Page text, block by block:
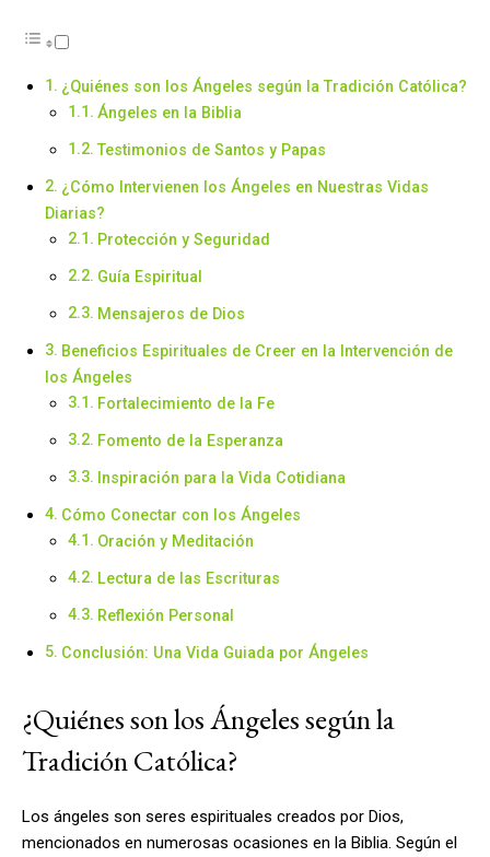
¿Quiénes son los Ángeles según la Tradición Católica?
Ángeles en la Biblia
Testimonios de Santos y Papas
¿Cómo Intervienen los Ángeles en Nuestras Vidas
Diarias?
Protección y Seguridad
Guía Espiritual
Mensajeros de Dios
Beneficios Espirituales de Creer en la Intervención de
los Ángeles
Fortalecimiento de la Fe
Fomento de la Esperanza
Inspiración para la Vida Cotidiana
Cómo Conectar con los Ángeles
Oración y Meditación
Lectura de las Escrituras
Reflexión Personal
Conclusión: Una Vida Guiada por Ángeles
¿Quiénes son los Ángeles según la
Tradición Católica?
Los ángeles son seres espirituales creados por Dios,
mencionados en numerosas ocasiones en la Biblia. Según el